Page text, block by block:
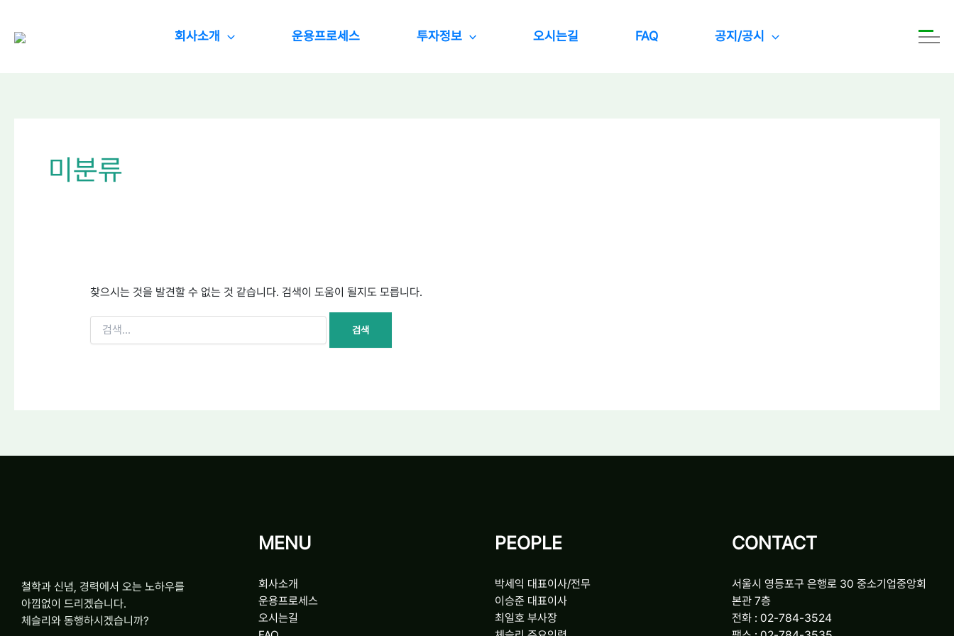
회사소개 운용프로세스 투자정보 오시는길 FAQ 공지/공시
미분류
찾으시는 것을 발견할 수 없는 것 같습니다. 검색이 도움이 될지도 모릅니다.
철학과 신념, 경력에서 오는 노하우를
아낌없이 드리겠습니다.
체슬리와 동행하시겠습니까?
MENU
회사소개
운용프로세스
오시는길
PEOPLE
박세익 대표이사/전무
이승준 대표이사
최일호 부사장
CONTACT
서울시 영등포구 은행로 30 중소기업중앙회
본관 7층
전화 : 02-784-3524